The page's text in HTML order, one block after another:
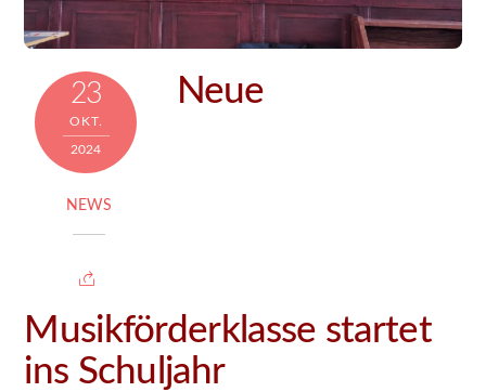
23
OKT.
2024
NEWS
Neue
Musikförderklasse startet
ins Schuljahr